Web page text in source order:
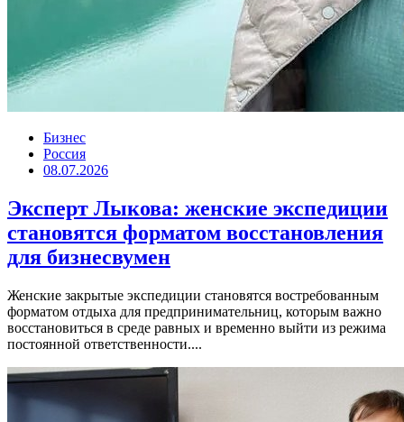
Бизнес
Россия
08.07.2026
Эксперт Лыкова: женские экспедиции
становятся форматом восстановления
для бизнесвумен
Женские закрытые экспедиции становятся востребованным
форматом отдыха для предпринимательниц, которым важно
восстановиться в среде равных и временно выйти из режима
постоянной ответственности....